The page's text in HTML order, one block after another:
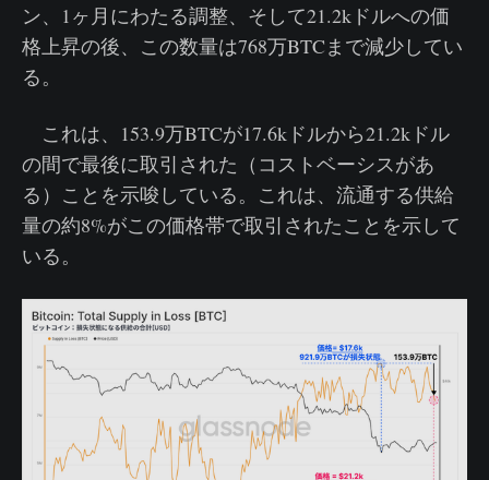
ン、1ヶ月にわたる調整、そして21.2kドルへの価
格上昇の後、この数量は768万BTCまで減少してい
る。
これは、153.9万BTCが17.6kドルから21.2kドル
の間で最後に取引された（コストベーシスがあ
る）ことを示唆している。これは、流通する供給
量の約8%がこの価格帯で取引されたことを示して
いる。